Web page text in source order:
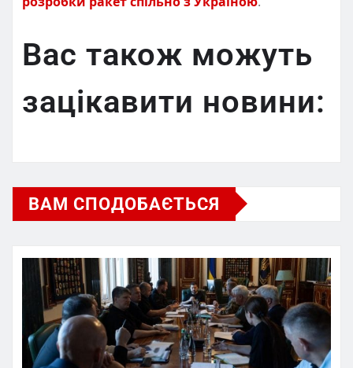
Вас також можуть
зацікавити новини:
ВАМ СПОДОБАЄТЬСЯ